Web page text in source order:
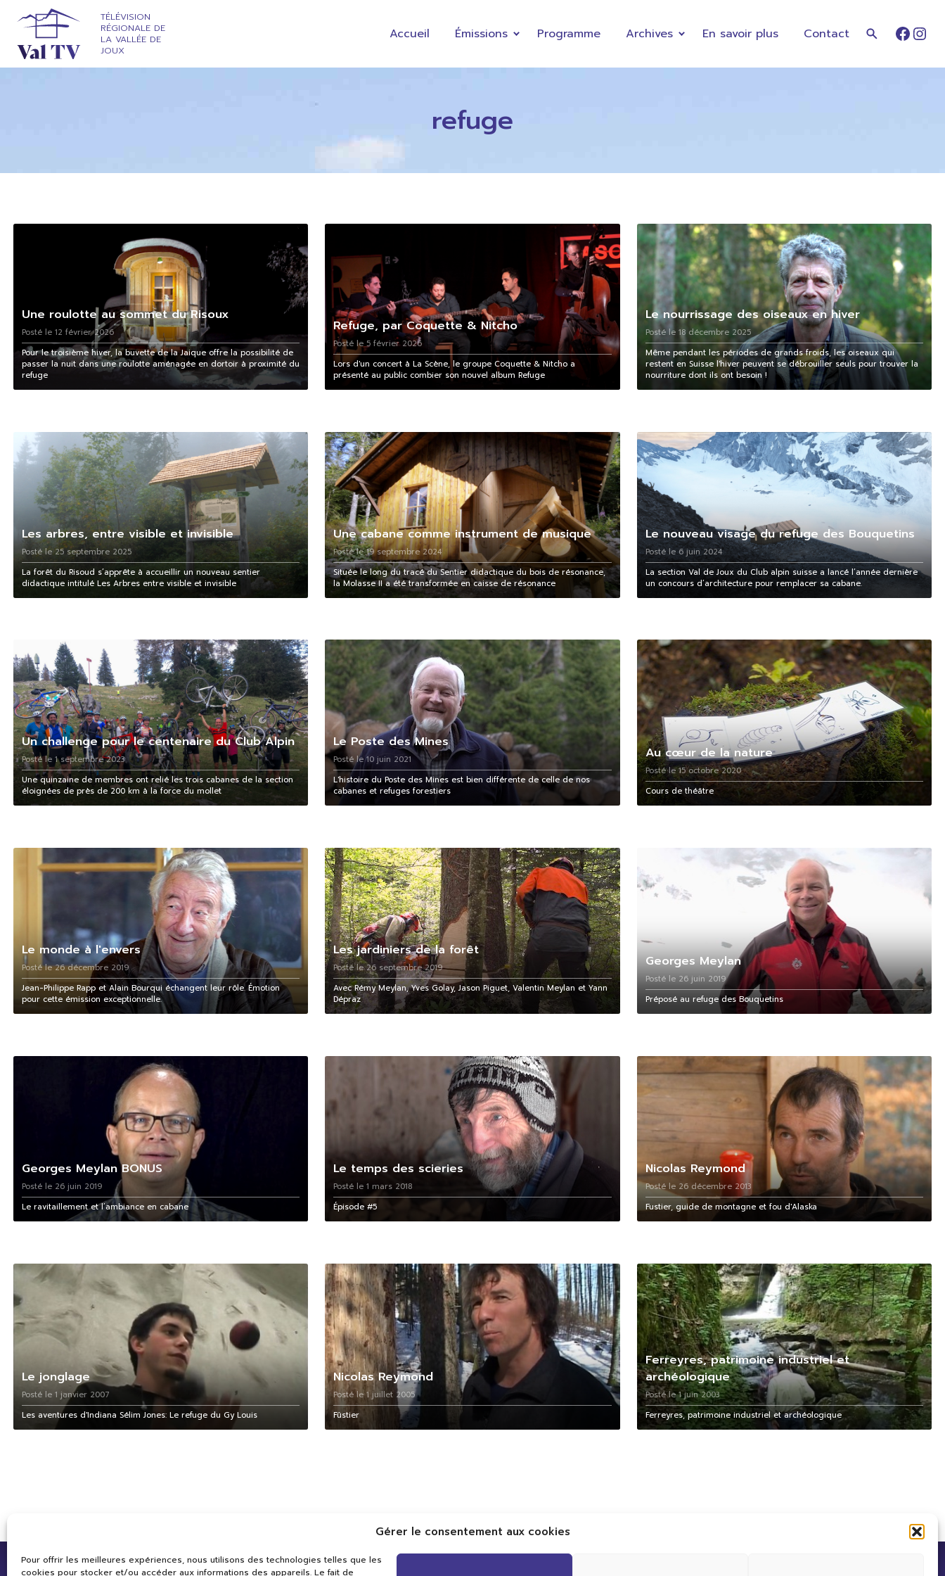
Gérer le consentement aux cookies
Pour offrir les meilleures expériences, nous utilisons des technologies telles que les
cookies pour stocker et/ou accéder aux informations des appareils. Le fait de
TÉLÉVISION
RÉGIONALE DE
LA VALLÉE DE
JOUX
Accueil Émissions Programme Archives En savoir plus Contact
refuge
Une roulotte au sommet du Risoux
Posté le 12 février 2026
Pour le troisième hiver, la buvette de la Jaique offre la possibilité de
passer la nuit dans une roulotte aménagée en dortoir à proximité du
refuge
Refuge, par Coquette & Nitcho
Posté le 5 février 2026
Lors d'un concert à La Scène, le groupe Coquette & Nitcho a
présenté au public combier son nouvel album Refuge
Le nourrissage des oiseaux en hiver
Posté le 18 décembre 2025
Même pendant les périodes de grands froids, les oiseaux qui
restent en Suisse l'hiver peuvent se débrouiller seuls pour trouver la
nourriture dont ils ont besoin !
Les arbres, entre visible et invisible
Posté le 25 septembre 2025
La forêt du Risoud s’apprête à accueillir un nouveau sentier
didactique intitulé Les Arbres entre visible et invisible
Une cabane comme instrument de musique
Posté le 19 septembre 2024
Située le long du tracé du Sentier didactique du bois de résonance,
la Molasse II a été transformée en caisse de résonance
Le nouveau visage du refuge des Bouquetins
Posté le 6 juin 2024
La section Val de Joux du Club alpin suisse a lancé l’année dernière
un concours d’architecture pour remplacer sa cabane.
Un challenge pour le centenaire du Club Alpin
Posté le 1 septembre 2023
Une quinzaine de membres ont relié les trois cabanes de la section
éloignées de près de 200 km à la force du mollet
Le Poste des Mines
Posté le 10 juin 2021
L'histoire du Poste des Mines est bien différente de celle de nos
cabanes et refuges forestiers
Au cœur de la nature
Posté le 15 octobre 2020
Cours de théâtre
Le monde à l'envers
Posté le 26 décembre 2019
Jean-Philippe Rapp et Alain Bourqui échangent leur rôle. Émotion
pour cette émission exceptionnelle.
Les jardiniers de la forêt
Posté le 26 septembre 2019
Avec Rémy Meylan, Yves Golay, Jason Piguet, Valentin Meylan et Yann
Dépraz
Georges Meylan
Posté le 26 juin 2019
Préposé au refuge des Bouquetins
Georges Meylan BONUS
Posté le 26 juin 2019
Le ravitaillement et l’ambiance en cabane
Le temps des scieries
Posté le 1 mars 2018
Épisode #5
Nicolas Reymond
Posté le 26 décembre 2013
Fustier, guide de montagne et fou d'Alaska
Le jonglage
Posté le 1 janvier 2007
Les aventures d'Indiana Sélim Jones: Le refuge du Gy Louis
Nicolas Reymond
Posté le 1 juillet 2005
Fûstier
Ferreyres, patrimoine industriel et
archéologique
Posté le 1 juin 2003
Ferreyres, patrimoine industriel et archéologique